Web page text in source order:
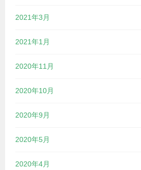
2021年3月
2021年1月
2020年11月
2020年10月
2020年9月
2020年5月
2020年4月